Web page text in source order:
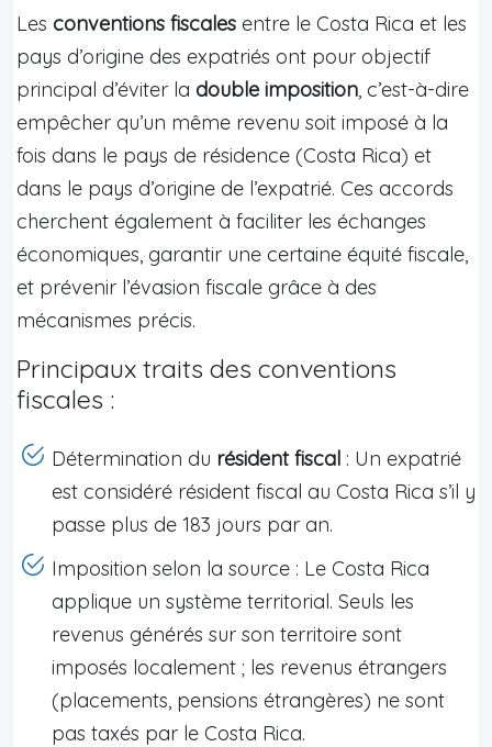
Les conventions fiscales entre le Costa Rica et les
pays d’origine des expatriés ont pour objectif
principal d’éviter la double imposition, c’est-à-dire
empêcher qu’un même revenu soit imposé à la
fois dans le pays de résidence (Costa Rica) et
dans le pays d’origine de l’expatrié. Ces accords
cherchent également à faciliter les échanges
économiques, garantir une certaine équité fiscale,
et prévenir l’évasion fiscale grâce à des
mécanismes précis.
Principaux traits des conventions
fiscales :
Détermination du résident fiscal : Un expatrié
est considéré résident fiscal au Costa Rica s’il y
passe plus de 183 jours par an.
Imposition selon la source : Le Costa Rica
applique un système territorial. Seuls les
revenus générés sur son territoire sont
imposés localement ; les revenus étrangers
(placements, pensions étrangères) ne sont
pas taxés par le Costa Rica.